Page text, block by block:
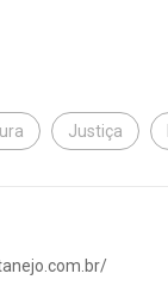
Justiça